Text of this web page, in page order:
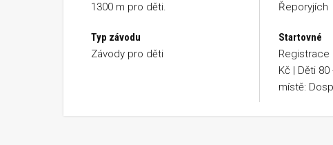
1300 m pro děti.
Typ závodu
Závody pro děti
Řeporyjích
Startovné
Registrace
Kč | Děti
místě: